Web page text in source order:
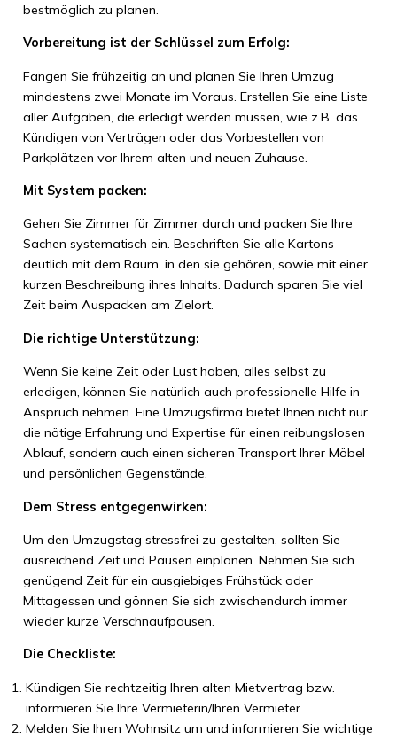
bestmöglich zu planen.
Vorbereitung ist der Schlüssel zum Erfolg:
Fangen Sie frühzeitig an und planen Sie Ihren Umzug
mindestens zwei Monate im Voraus. Erstellen Sie eine Liste
aller Aufgaben, die erledigt werden müssen, wie z.B. das
Kündigen von Verträgen oder das Vorbestellen von
Parkplätzen vor Ihrem alten und neuen Zuhause.
Mit System packen:
Gehen Sie Zimmer für Zimmer durch und packen Sie Ihre
Sachen systematisch ein. Beschriften Sie alle Kartons
deutlich mit dem Raum, in den sie gehören, sowie mit einer
kurzen Beschreibung ihres Inhalts. Dadurch sparen Sie viel
Zeit beim Auspacken am Zielort.
Die richtige Unterstützung:
Wenn Sie keine Zeit oder Lust haben, alles selbst zu
erledigen, können Sie natürlich auch professionelle Hilfe in
Anspruch nehmen. Eine Umzugsfirma bietet Ihnen nicht nur
die nötige Erfahrung und Expertise für einen reibungslosen
Ablauf, sondern auch einen sicheren Transport Ihrer Möbel
und persönlichen Gegenstände.
Dem Stress entgegenwirken:
Um den Umzugstag stressfrei zu gestalten, sollten Sie
ausreichend Zeit und Pausen einplanen. Nehmen Sie sich
genügend Zeit für ein ausgiebiges Frühstück oder
Mittagessen und gönnen Sie sich zwischendurch immer
wieder kurze Verschnaufpausen.
Die Checkliste:
Kündigen Sie rechtzeitig Ihren alten Mietvertrag bzw.
informieren Sie Ihre Vermieterin/Ihren Vermieter
Melden Sie Ihren Wohnsitz um und informieren Sie wichtige